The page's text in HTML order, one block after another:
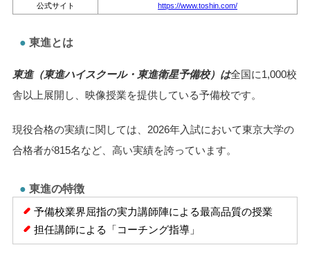
公式サイト
https://www.toshin.com/
東進とは
東進（東進ハイスクール・東進衛星予備校）は全国に1,000校
舎以上展開し、映像授業を提供している予備校です。
現役合格の実績に関しては、2026年入試において東京大学の
合格者が815名など、高い実績を誇っています。
東進の特徴
予備校業界屈指の実力講師陣による最高品質の授業
担任講師による「コーチング指導」